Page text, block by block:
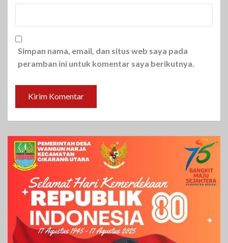
Simpan nama, email, dan situs web saya pada
peramban ini untuk komentar saya berikutnya.